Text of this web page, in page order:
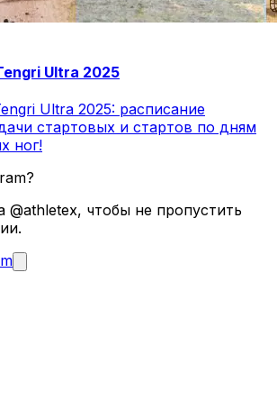
Ultra 2025
Ultra 2025: расписание
стартовых и стартов по дням
ног!
чтобы не пропустить